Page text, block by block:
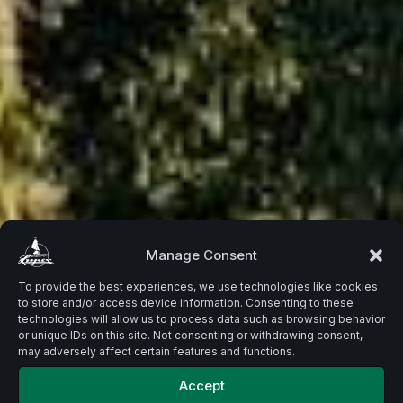
Manage Consent
To provide the best experiences, we use technologies like cookies
to store and/or access device information. Consenting to these
technologies will allow us to process data such as browsing behavior
or unique IDs on this site. Not consenting or withdrawing consent,
may adversely affect certain features and functions.
Accept
Beste
Zutaten.